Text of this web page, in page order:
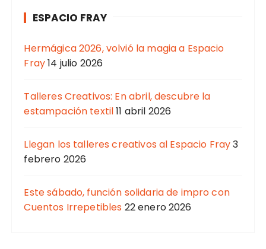
ESPACIO FRAY
Hermágica 2026, volvió la magia a Espacio
Fray14 julio 2026
Talleres Creativos: En abril, descubre la
estampación textil11 abril 2026
Llegan los talleres creativos al Espacio Fray3
febrero 2026
Este sábado, función solidaria de impro con
Cuentos Irrepetibles 22 enero 2026